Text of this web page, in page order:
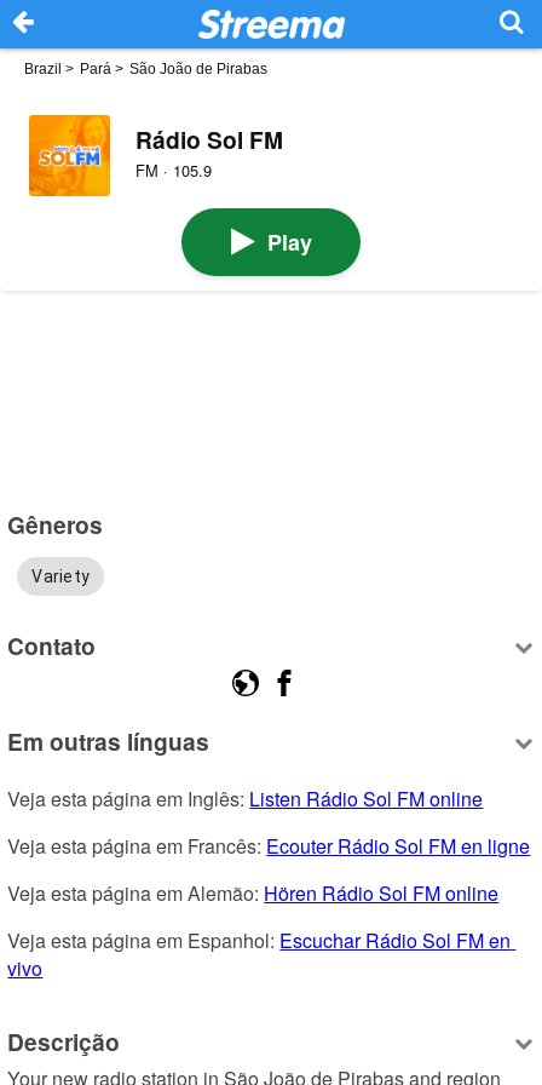
Brazil > Pará > São João de Pirabas
Rádio Sol FM
FM · 105.9
Play
Gêneros
Variety
Contato
Em outras línguas
Veja esta página em Inglês: Listen Rádio Sol FM online
Veja esta página em Francês: Ecouter Rádio Sol FM en ligne
Veja esta página em Alemão: Hören Rádio Sol FM online
Veja esta página em Espanhol: Escuchar Rádio Sol FM en
vivo
Descrição
Your new radio station in São João de Pirabas and region